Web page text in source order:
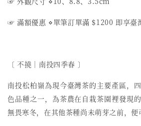
☞ 滿額優惠 ⋄單筆訂單滿 $1200 即享臺
〔 不撓︱南投四季春 〕
南投松柏嶺為現今臺灣茶的主要產區，
色品種之一，為茶農在自栽茶園裡發現
無畏寒冬，在其他茶種尚未萌芽之前，便